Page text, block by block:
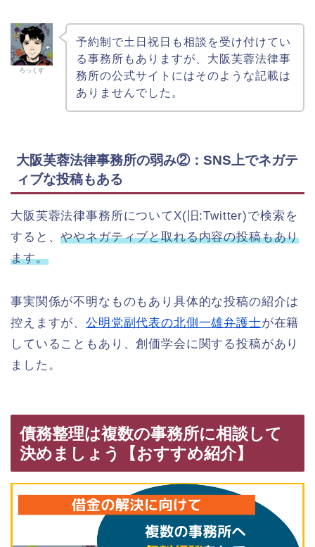
ろっくす
予約制で土日祝日も相談を受け付けてい
る事務所もありますが、大阪芙蓉法律事
務所の公式サイトにはそのような記載は
ありませんでした。
大阪芙蓉法律事務所の弱み②：SNS上でネガテ
ィブな投稿もある
大阪芙蓉法律事務所についてX(旧:Twitter)で検索を
すると、ややネガティブと取れる内容の投稿もあり
ます。
事実関係が不明なものもあり具体的な投稿の紹介は
控えますが、公明党副代表の北側一雄弁護士が在籍
していることもあり、創価学会に関する投稿があり
ました。
債務整理は複数の事務所に相談して
決めましょう【おすすめ紹介】